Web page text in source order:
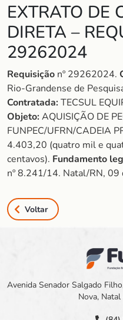
EXTRATO DE
DIRETA –
29262024
Requisição nº 29262024.
Rio-Grandense de
Contratada:TECSUL
Objeto:AQUISIÇÃO DE
FUNPEC/UFRN/CADEIA
4.403,20 (quatro mil e
centavos). Fundamento
nº 8.241/14. Natal/RN, 09
Voltar
Avenida Senador Salgado
Nova,